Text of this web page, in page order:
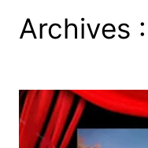
Archives :